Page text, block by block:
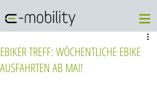
EBIKER TREFF: WÖCHENTLICHE EBIKE
AUSFAHRTEN AB MAI!